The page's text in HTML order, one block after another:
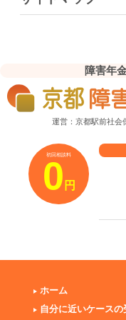
障害年
運営：京都駅前社
初回相談料
0 円
ホーム
自分に近いケース